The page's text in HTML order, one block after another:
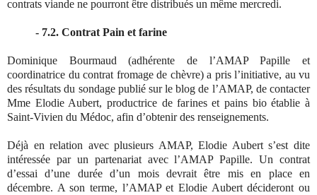
contrats viande ne pourront être distribués un même mercredi.
- 7.2. Contrat Pain et farine
Dominique Bourmaud (adhérente de l’AMAP Papille et
coordinatrice du contrat fromage de chèvre) a pris l’initiative, au vu
des résultats du sondage publié sur le blog de l’AMAP, de contacter
Mme Elodie Aubert, productrice de farines et pains bio établie à
Saint-Vivien du Médoc, afin d’obtenir des renseignements.
Déjà en relation avec plusieurs AMAP, Elodie Aubert s’est dite
intéressée par un partenariat avec l’AMAP Papille. Un contrat
d’essai d’une durée d’un mois devrait être mis en place en
décembre. A son terme, l’AMAP et Elodie Aubert décideront ou